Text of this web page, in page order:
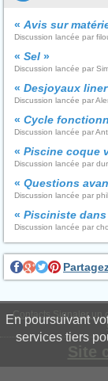
« Avis sur
Discussion lancée par
« Sel »
Discussion lancée par
« Desjoyaux
Discussion lancée par
« Cycle
Discussion lancée par
« Piscine coque
Discussion lancée par
« Questions
Discussion lancée par
« Pisciniste dans
Discussion lancée par
Contacts Signaler un
Site
En poursuivant
services tiers